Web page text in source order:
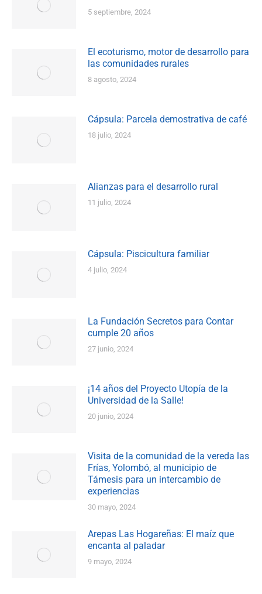
5 septiembre, 2024
El ecoturismo, motor de desarrollo para
las comunidades rurales
8 agosto, 2024
Cápsula: Parcela demostrativa de café
18 julio, 2024
Alianzas para el desarrollo rural
11 julio, 2024
Cápsula: Piscicultura familiar
4 julio, 2024
La Fundación Secretos para Contar
cumple 20 años
27 junio, 2024
¡14 años del Proyecto Utopía de la
Universidad de la Salle!
20 junio, 2024
Visita de la comunidad de la vereda las
Frías, Yolombó, al municipio de
Támesis para un intercambio de
experiencias
30 mayo, 2024
Arepas Las Hogareñas: El maíz que
encanta al paladar
9 mayo, 2024